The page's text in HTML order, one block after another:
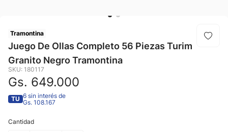
Tramontina
Juego De Ollas Completo 56 Piezas Turim
Granito Negro Tramontina
SKU: 180117
Gs. 649.000
TU 6 sin interés de
Gs. 108.167
Cantidad
caterpillar
5. botin
mochila
7. nike